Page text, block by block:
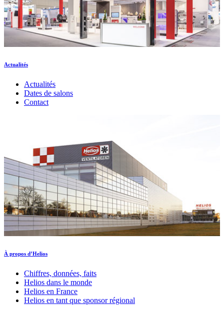
Actualités
Actualités
Dates de salons
Contact
À propos d’Helios
Chiffres, données, faits
Helios dans le monde
Helios en France
Helios en tant que sponsor régional